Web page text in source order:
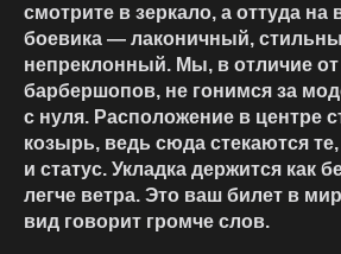
смотрите в зеркало, а оттуда на
боевика — лаконичный,
непреклонный. Мы, в отличие
барбершопов, не гонимся за
с нуля. Расположение в центре
козырь, ведь сюда стекаются
и статус. Укладка держится как
легче ветра. Это ваш билет в
вид говорит громче слов.